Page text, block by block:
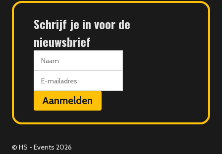
Schrijf je in voor de
nieuwsbrief
mailadres
Aanmelden
© HS - Events 2026